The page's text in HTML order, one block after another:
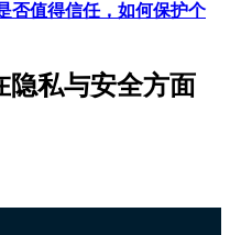
否值得信任，如何保护个
隐私与安全方面